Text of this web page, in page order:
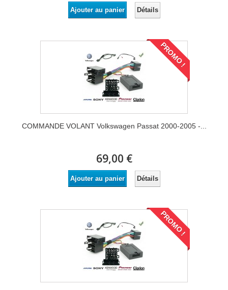
Ajouter au panier Détails
PROMO !
COMMANDE VOLANT Volkswagen Passat 2000-2005 -...
69,00 €
Ajouter au panier Détails
PROMO !